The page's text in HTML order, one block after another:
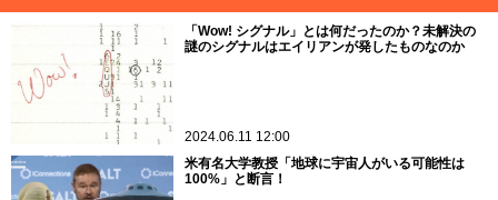
「Wow! シグナル」とは何だったのか？未解決の
謎のシグナルはエイリアンが発したものなのか
2024.06.11 12:00
米有名大学教授「地球に宇宙人がいる可能性は
100%」と断言！